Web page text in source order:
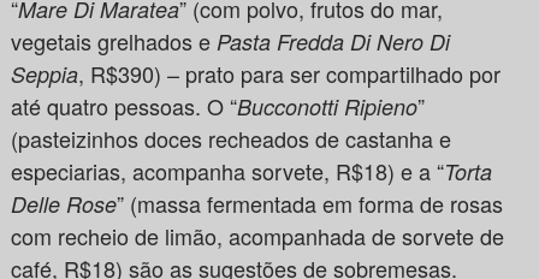
“Mare Di Maratea” (com polvo, frutos do mar,
vegetais grelhados e Pasta Fredda Di Nero Di
Seppia, R$390) – prato para ser compartilhado por
até quatro pessoas. O “Bucconotti Ripieno”
(pasteizinhos doces recheados de castanha e
especiarias, acompanha sorvete, R$18) e a “Torta
Delle Rose” (massa fermentada em forma de rosas
com recheio de limão, acompanhada de sorvete de
café, R$18) são as sugestões de sobremesas.